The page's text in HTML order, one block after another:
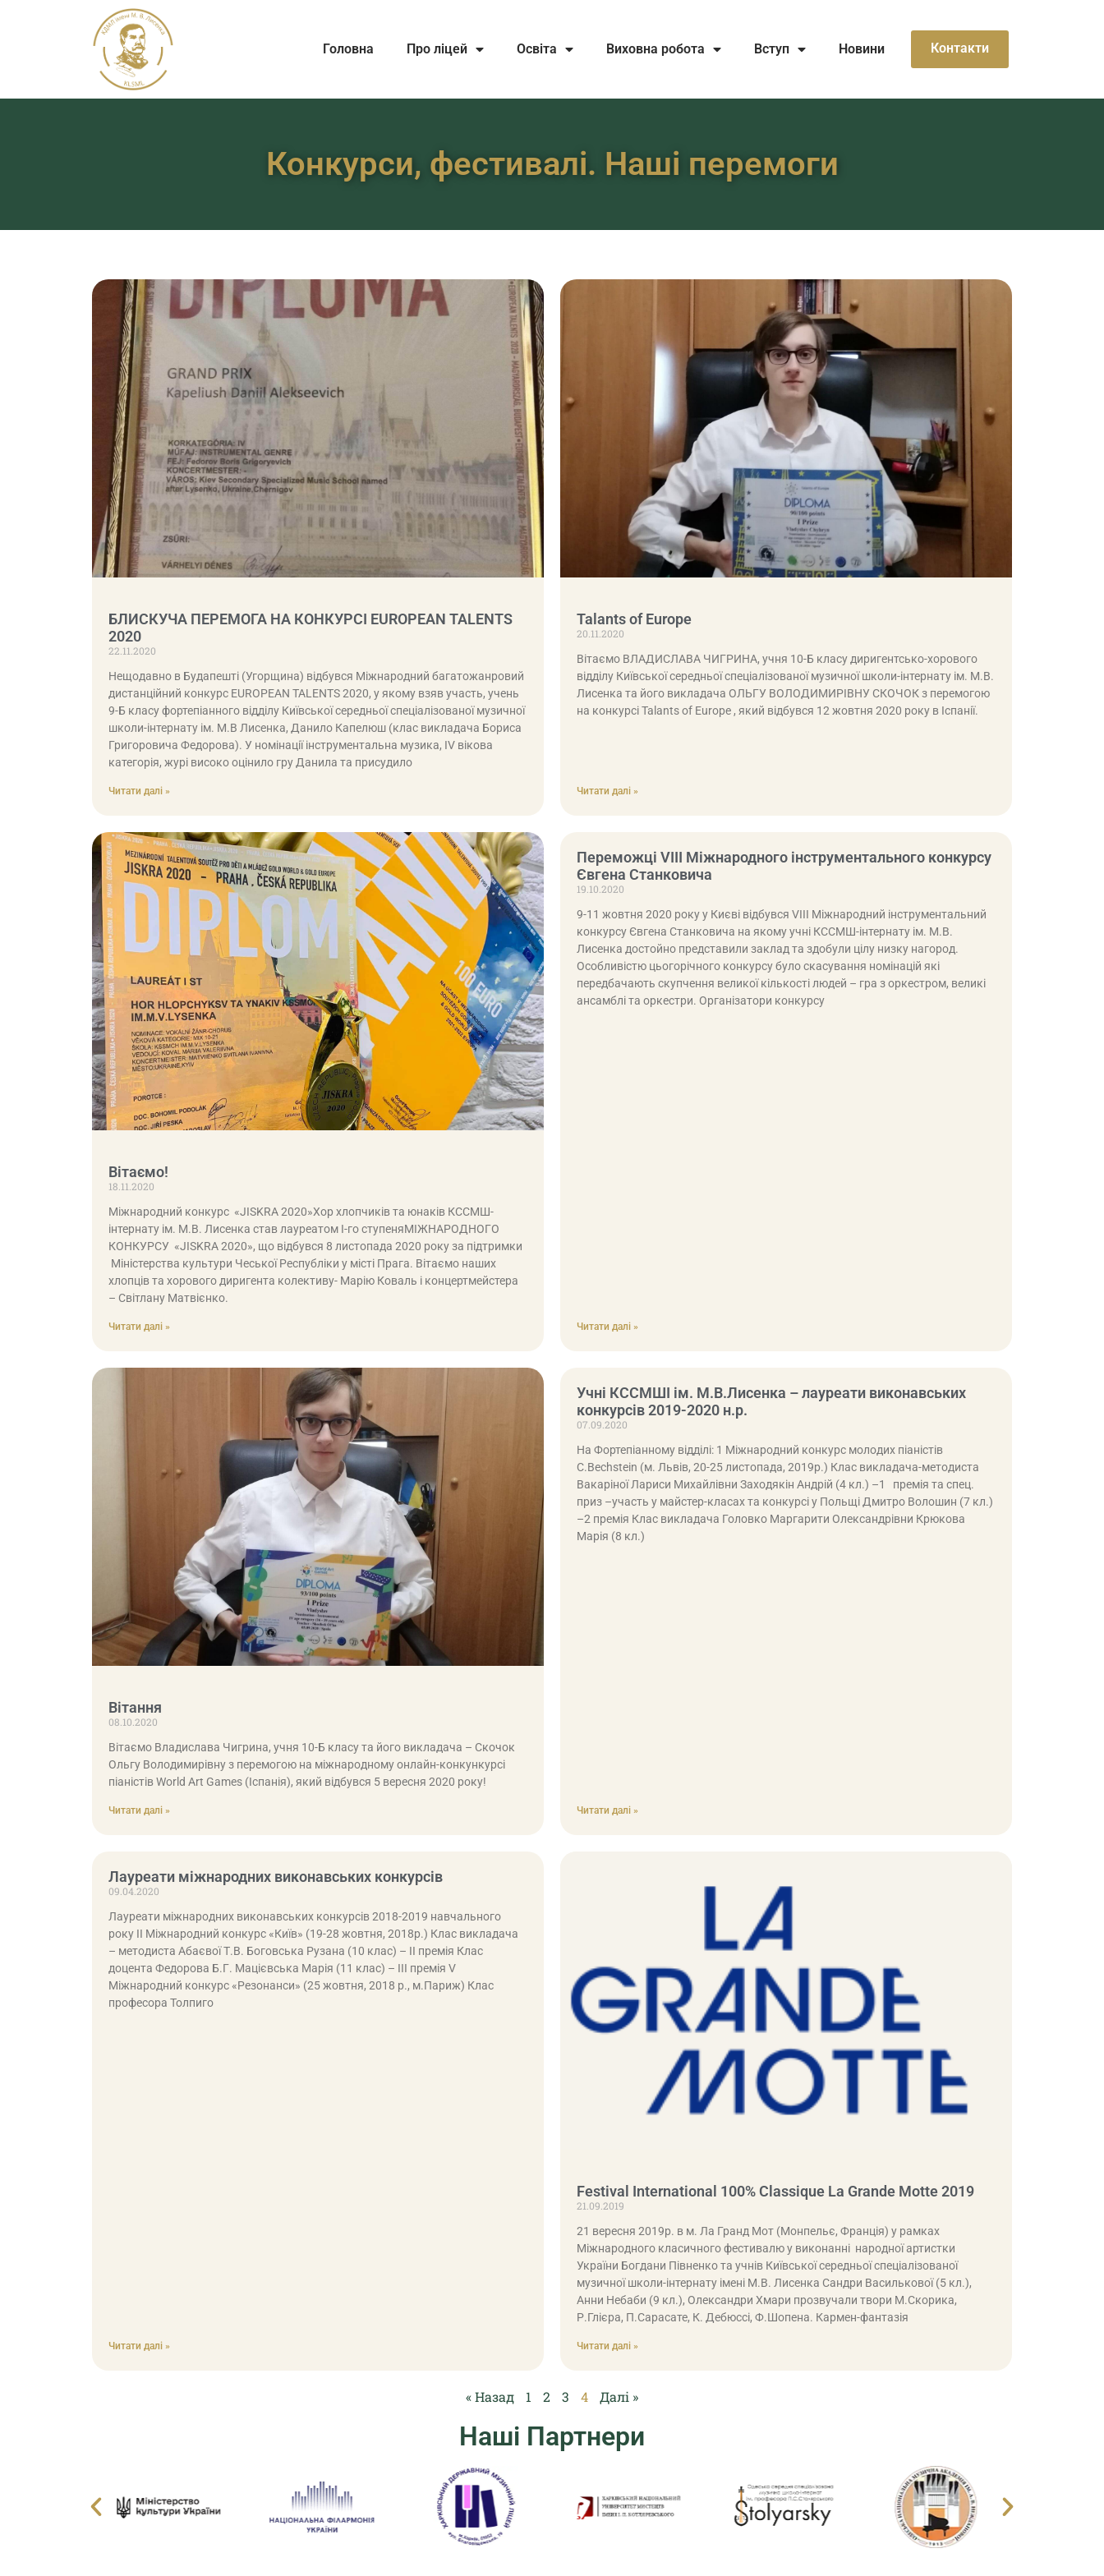
Головна Про ліцей Освіта Виховна робота Вступ Новини Контакти
Конкурси, фестивалі. Наші перемоги
БЛИСКУЧА ПЕРЕМОГА НА КОНКУРСІ EUROPEAN TALENTS
2020
22.11.2020
Нещодавно в Будапешті (Угорщина) відбувся Міжнародний багатожанровий
дистанційний конкурс EUROPEAN TALENTS 2020, у якому взяв участь, учень
9-Б класу фортепіанного відділу Київської середньої спеціалізованої музичної
школи-інтернату ім. М.В Лисенка, Данило Капелюш (клас викладача Бориса
Григоровича Федорова). У номінації інструментальна музика, IV вікова
категорія, журі високо оцінило гру Данила та присудило
Читати далі »
Talants of Europe
20.11.2020
Вітаємо ВЛАДИСЛАВА ЧИГРИНА, учня 10-Б класу диригентсько-хорового
відділу Київської середньої спеціалізованої музичної школи-інтернату ім. М.В.
Лисенка та його викладача ОЛЬГУ ВОЛОДИМИРІВНУ СКОЧОК з перемогою
на конкурсі Talants of Europe , який відбувся 12 жовтня 2020 року в Іспанії.
Читати далі »
Вітаємо!
18.11.2020
Міжнародний конкурс «JISKRA 2020»Хор хлопчиків та юнаків КССМШ-
інтернату ім. М.В. Лисенка став лауреатом І-го ступеняМІЖНАРОДНОГО
КОНКУРСУ «JISKRA 2020», що відбувся 8 листопада 2020 року за підтримки
Міністерства культури Чеської Республіки у місті Прага. Вітаємо наших
хлопців та хорового диригента колективу- Марію Коваль і концертмейстера
– Світлану Матвієнко.
Читати далі »
Переможці VIII Міжнародного інструментального конкурсу
Євгена Станковича
19.10.2020
9-11 жовтня 2020 року у Києві відбувся VIII Міжнародний інструментальний
конкурсу Євгена Станковича на якому учні КССМШ-інтернату ім. М.В.
Лисенка достойно представили заклад та здобули цілу низку нагород.
Особливістю цьогорічного конкурсу було скасування номінацій які
передбачають скупчення великої кількості людей – гра з оркестром, великі
ансамблі та оркестри. Організатори конкурсу
Читати далі »
Вітання
08.10.2020
Вітаємо Владислава Чигрина, учня 10-Б класу та його викладача – Скочок
Ольгу Володимирівну з перемогою на міжнародному онлайн-конкункурсі
піаністів World Art Games (Іспанія), який відбувся 5 вересня 2020 року!
Читати далі »
Учні КССМШІ ім. М.В.Лисенка – лауреати виконавських
конкурсів 2019-2020 н.р.
07.09.2020
На Фортепіанному відділі: 1 Міжнародний конкурс молодих піаністів
C.Bechstein (м. Львів, 20-25 листопада, 2019р.) Клас викладача-методиста
Вакаріної Лариси Михайлівни Заходякін Андрій (4 кл.) –1 премія та спец.
приз –участь у майстер-класах та конкурсі у Польщі Дмитро Волошин (7 кл.)
–2 премія Клас викладача Головко Маргарити Олександрівни Крюкова
Марія (8 кл.)
Читати далі »
Лауреати міжнародних виконавських конкурсів
09.04.2020
Лауреати міжнародних виконавських конкурсів 2018-2019 навчального
року ІІ Міжнародний конкурс «Київ» (19-28 жовтня, 2018р.) Клас викладача
– методиста Абаєвої Т.В. Боговська Рузана (10 клас) – ІІ премія Клас
доцента Федорова Б.Г. Мацієвська Марія (11 клас) – ІІІ премія V
Міжнародний конкурс «Резонанси» (25 жовтня, 2018 р., м.Париж) Клас
професора Толпиго
Читати далі »
Festival International 100% Classique La Grande Motte 2019
21.09.2019
21 вересня 2019р. в м. Ла Гранд Мот (Монпельє, Франція) у рамках
Міжнародного класичного фестивалю у виконанні народної артистки
України Богдани Півненко та учнів Київської середньої спеціалізованої
музичної школи-інтернату імені М.В. Лисенка Сандри Василькової (5 кл.),
Анни Небаби (9 кл.), Олександри Хмари прозвучали твори М.Скорика,
Р.Глієра, П.Сарасате, К. Дебюссі, Ф.Шопена. Кармен-фантазія
Читати далі »
« Назад 1 2 3 4 Далі »
Наші Партнери